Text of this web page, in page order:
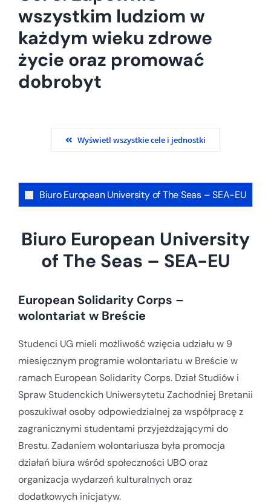
wszystkim ludziom w
każdym wieku zdrowe
życie oraz promować
dobrobyt
Wyświetl wszystkie cele i jednostki
Biuro European University of The Seas – SEA-EU
Biuro European University
of The Seas – SEA-EU
European Solidarity Corps –
wolontariat w Breście
Studenci UG mieli możliwość wzięcia udziału w 9
miesięcznym programie wolontariatu w Breście w
ramach European Solidarity Corps. Dział Studiów i
Spraw Studenckich Uniwersytetu Zachodniej Bretanii
poszukiwał osoby odpowiedzialnej za współpracę z
zagranicznymi studentami przyjeżdżającymi do
Brestu. Zadaniem wolontariusza była promocja
działań biura wśród społeczności UBO oraz
organizacja wydarzeń kulturalnych oraz
dodatkowych inicjatyw.